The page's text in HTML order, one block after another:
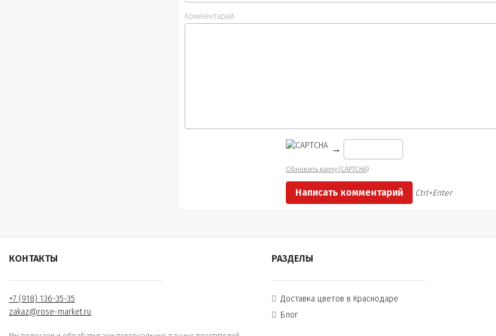
Комментарий
→
Обновить капчу (CAPTCHA)
Ctrl+Enter
КОНТАКТЫ
+7 (918) 136-35-35
zakaz@rose-market.ru
РАЗДЕЛЫ
Доставка цветов в Краснодаре
Блог